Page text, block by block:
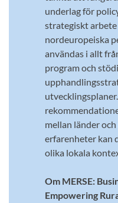
underlag för
strategiskt arbete
nordeuropeiska
användas i allt
program och
mellan länder
erfarenheter kan
olika lokala
Om MERSE:
Empowering